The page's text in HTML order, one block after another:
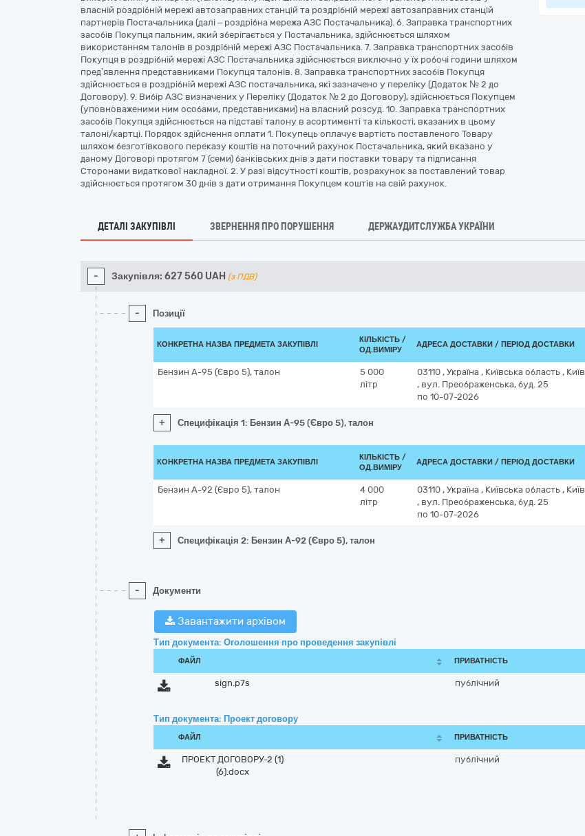
власній роздрібній мережі автозаправних станцій та роздрібній мережі автозаправних станцій
партнерів Постачальника (далі – роздрібна мережа АЗС Постачальника). 6. Заправка транспортних
засобів Покупця пальним, який зберігається у Постачальника, здійснюється шляхом
використанням талонів в роздрібній мережі АЗС Постачальника. 7. Заправка транспортних засобів
Покупця в роздрібній мережі АЗС Постачальника здійснюється виключно у їх робочі години шляхом
пред’явлення представниками Покупця талонів. 8. Заправка транспортних засобів Покупця
здійснюється в роздрібній мережі АЗС постачальника, які зазначено у переліку (Додаток № 2 до
Договору). 9. Вибір АЗС визначених у Переліку (Додаток № 2 до Договору), здійснюється Покупцем
(уповноваженими ним особами, представниками) на власний розсуд. 10. Заправка транспортних
засобів Покупця здійснюється на підставі талону в асортименті та кількості, вказаних в цьому
талоні/картці. Порядок здійснення оплати 1. Покупець оплачує вартість поставленого Товару
шляхом безготівкового переказу коштів на поточний рахунок Постачальника, який вказано у
даному Договорі протягом 7 (семи) банківських днів з дати поставки товару та підписання
Сторонами видаткової накладної. 2. У разі відсутності коштів, розрахунок за поставлений товар
здійснюється протягом 30 днів з дати отримання Покупцем коштів на свій рахунок.
ДЕТАЛІ ЗАКУПІВЛІ ЗВЕРНЕННЯ ПРО ПОРУШЕННЯ ДЕРЖАУДИТСЛУЖБА УКРАЇНИ
- Закупівля: 627 560 UAH (з ПДВ)
- Позиції
КОНКРЕТНА НАЗВА ПРЕДМЕТА ЗАКУПІВЛІ
КІЛЬКІСТЬ /
ОД.ВИМІРУ
АДРЕСА ДОСТАВКИ / ПЕРІОД ДОСТАВКИ
Бензин А-95 (Євро 5), талон
5 000
літр
03110 , Україна , Київська область , Київ
, вул. Преображенська, буд. 25
по 10-07-2026
+ Специфікація 1: Бензин А-95 (Євро 5), талон
КОНКРЕТНА НАЗВА ПРЕДМЕТА ЗАКУПІВЛІ
КІЛЬКІСТЬ /
ОД.ВИМІРУ
АДРЕСА ДОСТАВКИ / ПЕРІОД ДОСТАВКИ
Бензин А-92 (Євро 5), талон
4 000
літр
03110 , Україна , Київська область , Київ
, вул. Преображенська, буд. 25
по 10-07-2026
+ Специфікація 2: Бензин А-92 (Євро 5), талон
- Документи
Завантажити архівом
Тип документа: Оголошення про проведення закупівлі
ФАЙЛ ПРИВАТНІСТЬ
sign.p7s публічний
Тип документа: Проект договору
ФАЙЛ ПРИВАТНІСТЬ
ПРОЕКТ ДОГОВОРУ-2 (1)
(6).docx
публічний